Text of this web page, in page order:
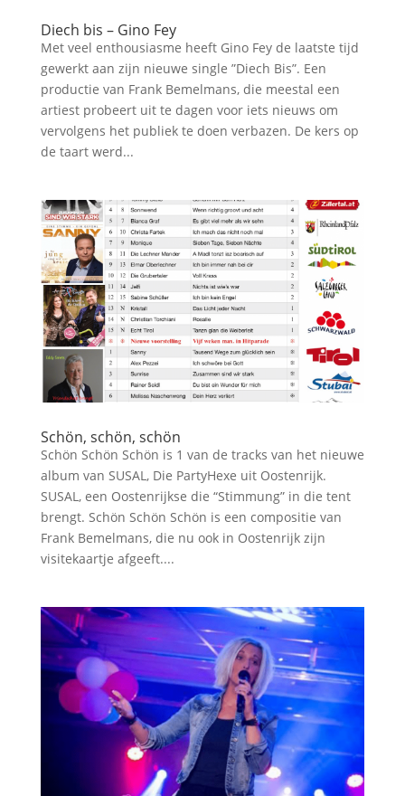
Diech bis – Gino Fey
Met veel enthousiasme heeft Gino Fey de laatste tijd
gewerkt aan zijn nieuwe single ”Diech Bis”. Een
productie van Frank Bemelmans, die meestal een
artiest probeert uit te dagen voor iets nieuws om
vervolgens het publiek te doen verbazen. De kers op
de taart werd...
Schön, schön, schön
Schön Schön Schön is 1 van de tracks van het nieuwe
album van SUSAL, Die PartyHexe uit Oostenrijk.
SUSAL, een Oostenrijkse die “Stimmung” in die tent
brengt. Schön Schön Schön is een compositie van
Frank Bemelmans, die nu ook in Oostenrijk zijn
visitekaartje afgeeft....